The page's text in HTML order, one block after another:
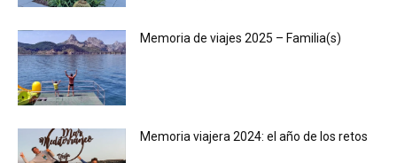
Memoria de viajes 2025 – Familia(s)
Memoria viajera 2024: el año de los retos